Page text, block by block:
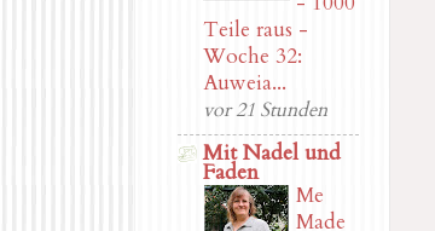
Teile raus -
Woche 32:
Auweia...
vor 21 Stunden
Mit Nadel und
Faden
Me
Made